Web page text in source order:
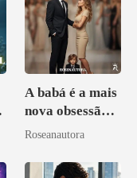
A babá é a mais
nova obsessão
do CEO
Roseanautora